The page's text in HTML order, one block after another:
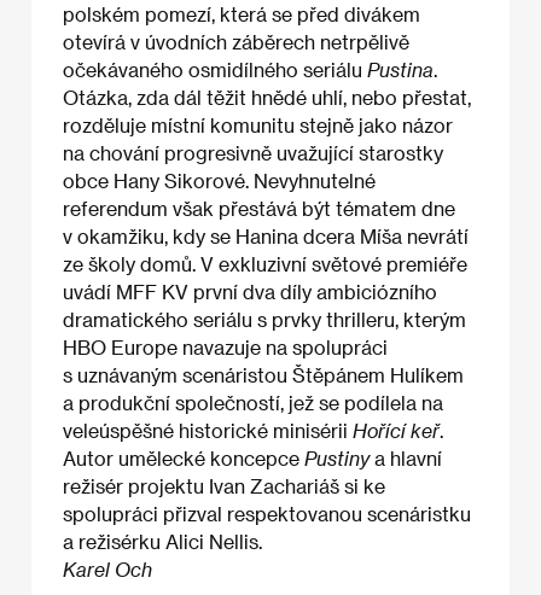
polském pomezí, která se před divákem
otevírá v úvodních záběrech netrpělivě
očekávaného osmidílného seriálu Pustina.
Otázka, zda dál těžit hnědé uhlí, nebo přestat,
rozděluje místní komunitu stejně jako názor
na chování progresivně uvažující starostky
obce Hany Sikorové. Nevyhnutelné
referendum však přestává být tématem dne
v okamžiku, kdy se Hanina dcera Míša nevrátí
ze školy domů. V exkluzivní světové premiéře
uvádí MFF KV první dva díly ambiciózního
dramatického seriálu s prvky thrilleru, kterým
HBO Europe navazuje na spolupráci
s uznávaným scenáristou Štěpánem Hulíkem
a produkční společností, jež se podílela na
veleúspěšné historické minisérii Hořící keř.
Autor umělecké koncepce Pustinya hlavní
režisér projektu Ivan Zachariáš si ke
spolupráci přizval respektovanou scenáristku
a režisérku Alici Nellis.
Karel Och